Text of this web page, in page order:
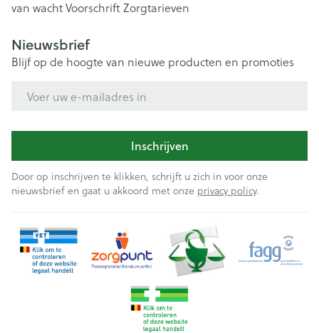
van wachtVoorschriftZorgtarieven
Nieuwsbrief
Blijf op de hoogte van nieuwe producten en promoties
Inschrijven
Door op inschrijven te klikken, schrijft u zich in voor onze
nieuwsbrief en gaat u akkoord met onze privacy policy.